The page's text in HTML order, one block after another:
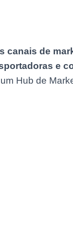
canais de
e
Hub de